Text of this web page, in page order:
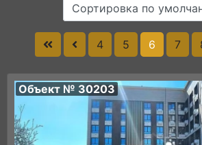
Сортировка по
4 5 6 7
Объект № 30203